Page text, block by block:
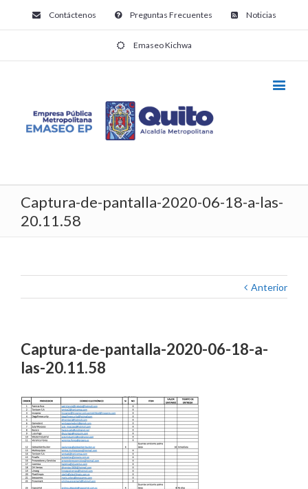
Contáctenos Preguntas Frecuentes Noticias
Emaseo Kichwa
Captura-de-pantalla-2020-06-18-a-las-
20.11.58
Anterior
Captura-de-pantalla-2020-06-18-a-
las-20.11.58